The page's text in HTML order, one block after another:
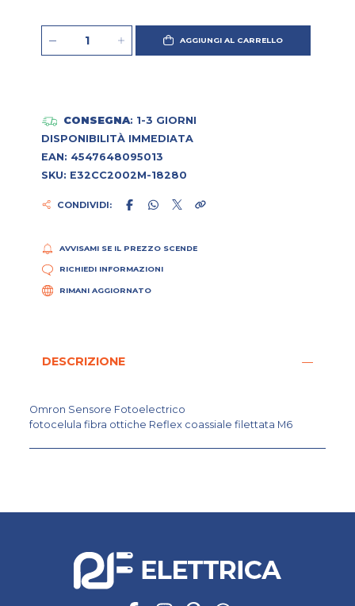
AGGIUNGI AL CARRELLO
CONSEGNA: 1-3 GIORNI
DISPONIBILITÀ IMMEDIATA
EAN: 4547648095013
SKU: E32CC2002M-18280
CONDIVIDI:
AVVISAMI SE IL PREZZO SCENDE
RICHIEDI INFORMAZIONI
RIMANI AGGIORNATO
DESCRIZIONE
Omron Sensore Fotoelectrico
fotocelula fibra ottiche Reflex coassiale filettata M6